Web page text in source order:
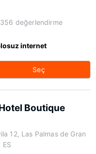
356 değerlendirme
internet
Seç
Boutique
12, Las Palmas de Gran